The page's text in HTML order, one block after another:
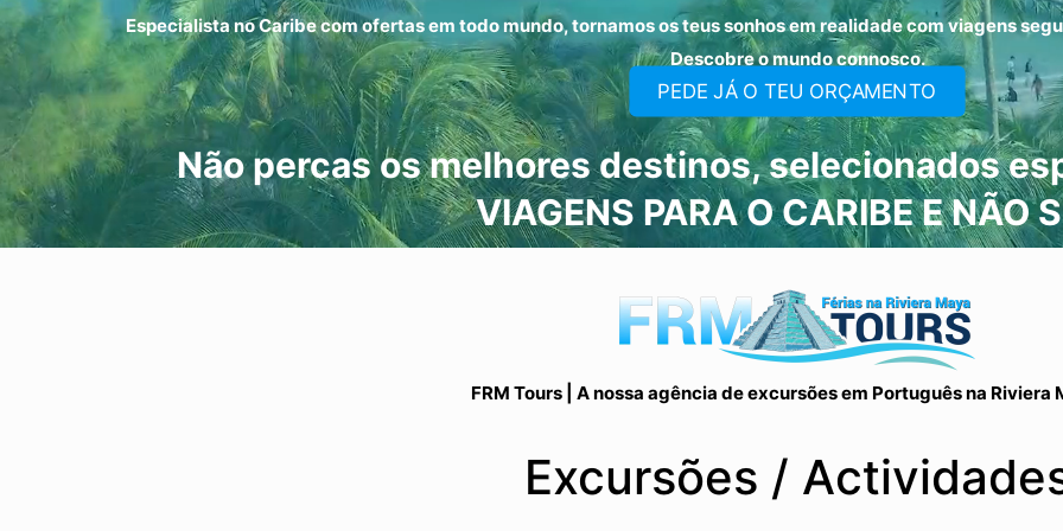
Especialista no Caribe com ofertas em todo mundo, tornamos os teus sonhos em realidade com viagens
Descobre o mundo connosco.
PEDE JÁ O TEU ORÇAMENTO
Não percas os melhores destinos, selecionados
VIAGENS PARA O CARIBE E NÃO
FRM Tours | A nossa agência de excursões em Português na Riviera
Excursões /